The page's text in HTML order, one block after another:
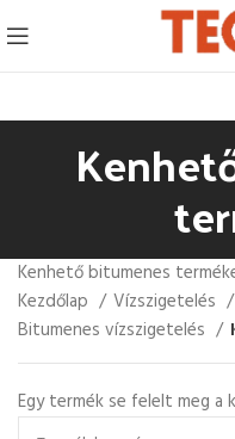
Kenhető bitumenes
Kezdőlap
Vízszigetelés
Bitumenes vízszigetelés
Egy termék se felelt meg a